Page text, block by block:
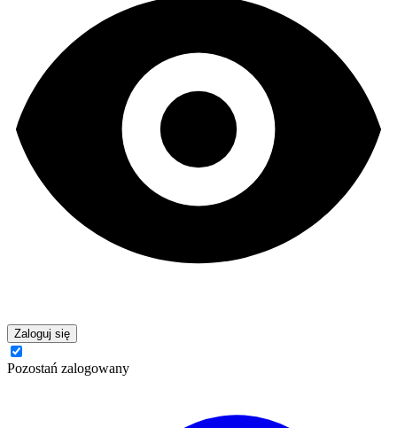
Zaloguj się
Pozostań zalogowany